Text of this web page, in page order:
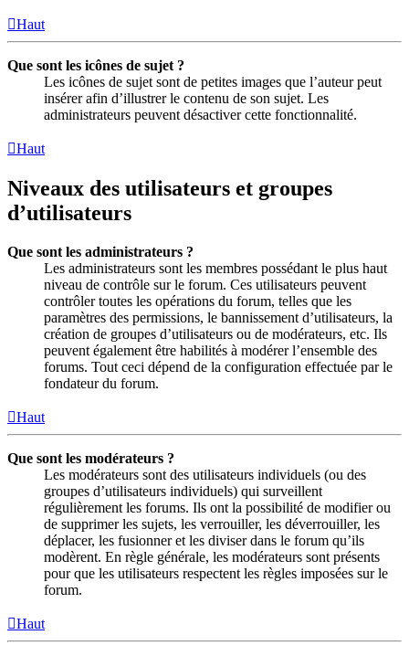
Haut
Que sont les icônes de sujet ?
Les icônes de sujet sont de petites images que l’auteur peut
insérer afin d’illustrer le contenu de son sujet. Les
administrateurs peuvent désactiver cette fonctionnalité.
Haut
Niveaux des utilisateurs et groupes
d’utilisateurs
Que sont les administrateurs ?
Les administrateurs sont les membres possédant le plus haut
niveau de contrôle sur le forum. Ces utilisateurs peuvent
contrôler toutes les opérations du forum, telles que les
paramètres des permissions, le bannissement d’utilisateurs, la
création de groupes d’utilisateurs ou de modérateurs, etc. Ils
peuvent également être habilités à modérer l’ensemble des
forums. Tout ceci dépend de la configuration effectuée par le
fondateur du forum.
Haut
Que sont les modérateurs ?
Les modérateurs sont des utilisateurs individuels (ou des
groupes d’utilisateurs individuels) qui surveillent
régulièrement les forums. Ils ont la possibilité de modifier ou
de supprimer les sujets, les verrouiller, les déverrouiller, les
déplacer, les fusionner et les diviser dans le forum qu’ils
modèrent. En règle générale, les modérateurs sont présents
pour que les utilisateurs respectent les règles imposées sur le
forum.
Haut